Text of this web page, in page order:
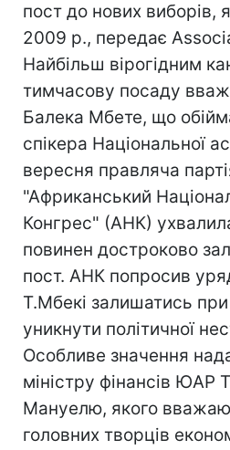
пост до нових виборів,
2009 р., передає
Найбільш вірогідним
тимчасову посаду
Балека Мбете, що
спікера Національної
вересня правляча
"Африканський
Конгрес" (АНК)
повинен достроково
пост. АНК попросив
Т.Мбекі залишатись
уникнути політичної
Особливе значення
міністру фінансів ЮАР
Мануелю, якого
головних творців